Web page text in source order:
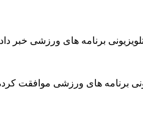
برنامه های ورزشی خبر
برنامه های ورزشی موافقت